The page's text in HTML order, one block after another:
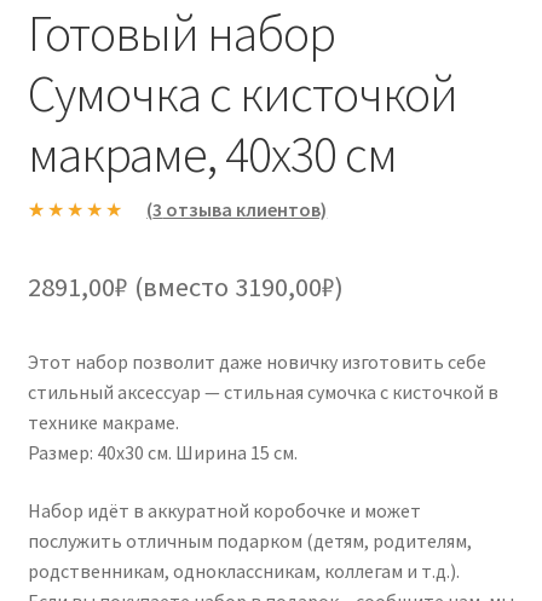
Готовый набор
Сумочка с кисточкой
макраме, 40х30 см
основе
пользовател
ей
(3 отзыва клиентов)
2891,00₽ (вместо 3190,00₽)
Этот набор позволит даже новичку изготовить себе
стильный аксессуар — стильная сумочка с кисточкой в
технике макраме.
Размер: 40х30 см. Ширина 15 см.
Набор идёт в аккуратной коробочке и может
послужить отличным подарком (детям, родителям,
родственникам, одноклассникам, коллегам и т.д.).